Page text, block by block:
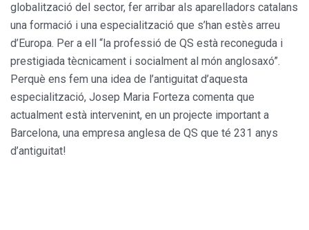
globalització del sector, fer arribar als aparelladors catalans
una formació i una especialització que s’han estès arreu
d’Europa. Per a ell “la professió de QS està reconeguda i
prestigiada tècnicament i socialment al món anglosaxó”.
Perquè ens fem una idea de l’antiguitat d’aquesta
especialització, Josep Maria Forteza comenta que
actualment està intervenint, en un projecte important a
Barcelona, una empresa anglesa de QS que té 231 anys
d’antiguitat!